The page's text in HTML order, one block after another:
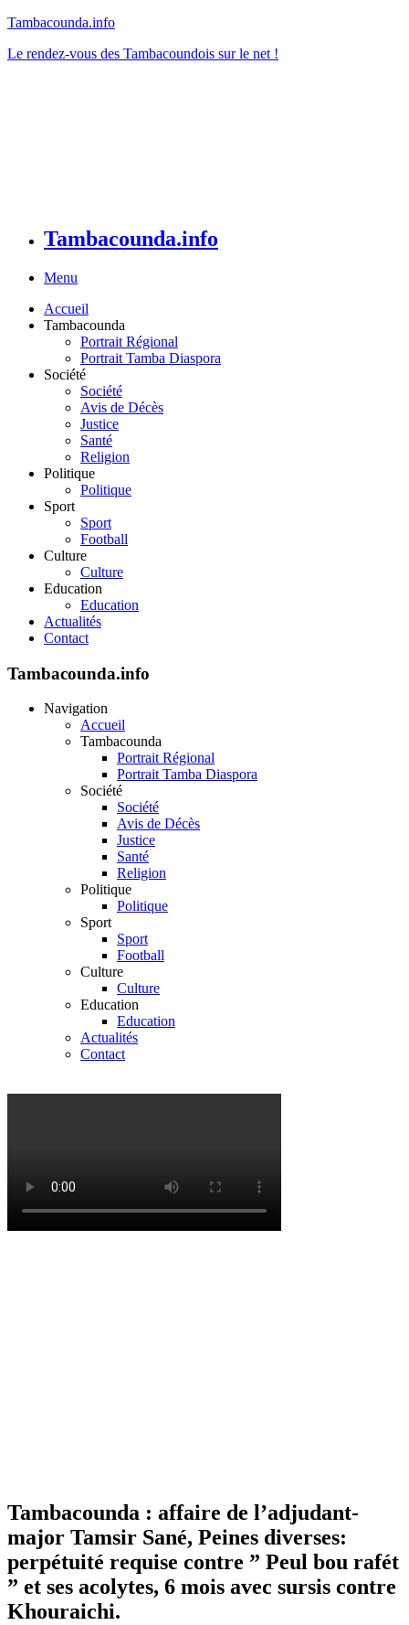
Tambacounda.info
Le rendez-vous des Tambacoundois sur le net !
Tambacounda.info
Menu
Accueil
Tambacounda
Portrait Régional
Portrait Tamba Diaspora
Société
Société
Avis de Décès
Justice
Santé
Religion
Politique
Politique
Sport
Sport
Football
Culture
Culture
Education
Education
Actualités
Contact
Tambacounda.info
Navigation
Accueil
Tambacounda
Portrait Régional
Portrait Tamba Diaspora
Société
Société
Avis de Décès
Justice
Santé
Religion
Politique
Politique
Sport
Sport
Football
Culture
Culture
Education
Education
Actualités
Contact
Tambacounda : affaire de l’adjudant-
major Tamsir Sané, Peines diverses:
perpétuité requise contre ” Peul bou rafét
” et ses acolytes, 6 mois avec sursis contre
Khouraichi.